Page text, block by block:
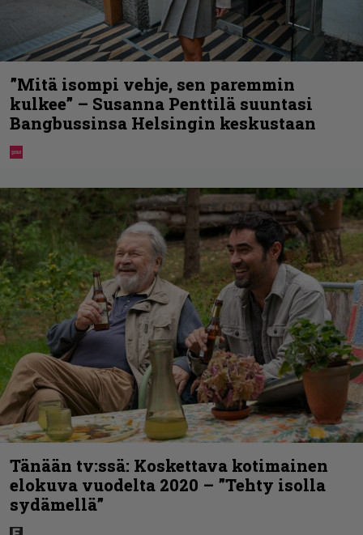
”Mitä isompi vehje, sen paremmin
kulkee” – Susanna Penttilä suuntasi
Bangbussinsa Helsingin keskustaan
Tänään tv:ssä: Koskettava kotimainen
elokuva vuodelta 2020 – ”Tehty isolla
sydämellä”